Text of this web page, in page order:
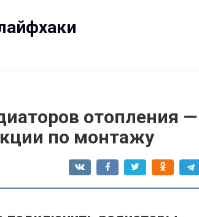
отопления —
по монтажу